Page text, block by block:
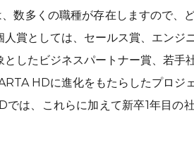
数多くの職種が存在しますので、
賞としては、セールス賞、エンジ
したビジネスパートナー賞、若手
HDに進化をもたらしたプロジ
は、これらに加えて新卒1年目の